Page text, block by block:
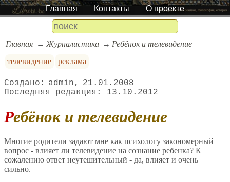
Главная Контакты О проекте
Главная Журналистика
Ребёнок и телевидение
телевидение
реклама
admin
21.01.2008
13.10.2012
Ребёнок и телевидение
Многие родители задают мне как психологу закономерный
вопрос - влияет ли телевидение на сознание ребенка? К
сожалению ответ неутешительный - да, влияет и очень
сильно.